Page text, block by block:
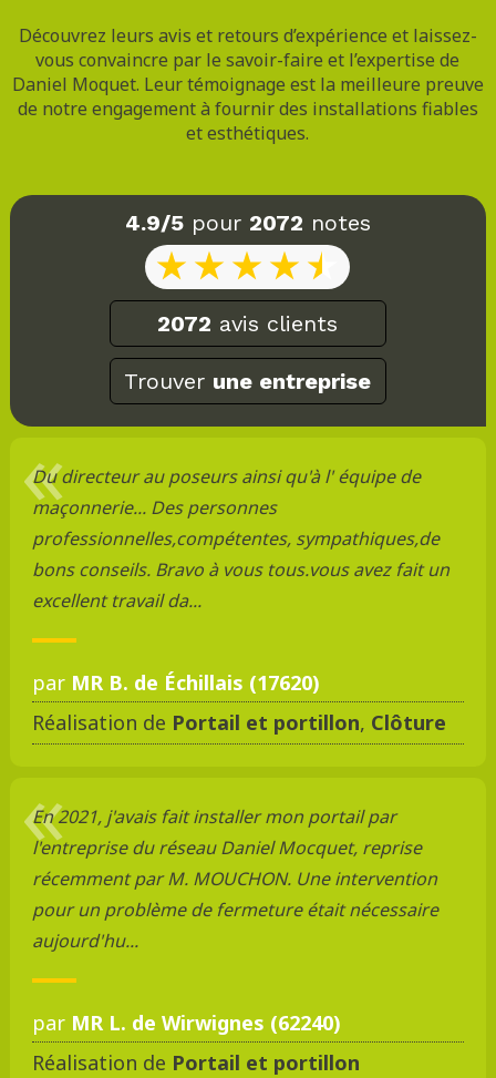
Découvrez leurs avis et retours d’expérience et laissez-
vous convaincre par le savoir-faire et l’expertise de
Daniel Moquet. Leur témoignage est la meilleure preuve
de notre engagement à fournir des installations fiables
et esthétiques.
4.9/5pour 2072 notes
2072 avis clients
Trouver une entreprise
Du directeur au poseurs ainsi qu'à l' équipe de
maçonnerie... Des personnes
professionnelles,compétentes, sympathiques,de
bons conseils. Bravo à vous tous.vous avez fait un
excellent travail da...
par MR B. de Échillais (17620)
Réalisation de Portail et portillon, Clôture
En 2021, j'avais fait installer mon portail par
l'entreprise du réseau Daniel Mocquet, reprise
récemment par M. MOUCHON. Une intervention
pour un problème de fermeture était nécessaire
aujourd'hu...
par MR L. de Wirwignes (62240)
Réalisation de Portail et portillon